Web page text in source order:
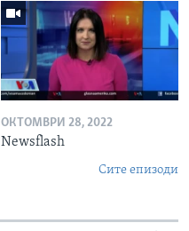
ОКТОМВРИ 28, 2022
Newsflash
Сите епизоди